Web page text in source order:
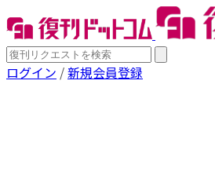
ログイン /新規会員登録